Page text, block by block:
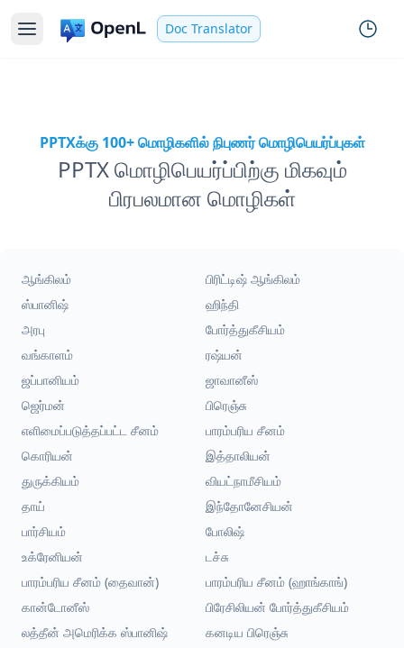
Doc Translator
PPTXக்கு 100+ மொழிகளில் நிபுணர் மொழிபெயர்ப்புகள்
PPTX மொழிபெயர்ப்பிற்கு மிகவும்
பிரபலமான மொழிகள்
ஆங்கிலம்
பிரிட்டிஷ் ஆங்கிலம்
ஸ்பானிஷ்
ஹிந்தி
அரபு
போர்த்துகீசியம்
வங்காளம்
ரஷ்யன்
ஜப்பானியம்
ஜாவானீஸ்
ஜெர்மன்
பிரெஞ்சு
எளிமைப்படுத்தப்பட்ட சீனம்
பாரம்பரிய சீனம்
கொரியன்
இத்தாலியன்
துருக்கியம்
வியட்நாமீசியம்
தாய்
இந்தோனேசியன்
பார்சியம்
போலிஷ்
உக்ரேனியன்
டச்சு
பாரம்பரிய சீனம் (தைவான்)
பாரம்பரிய சீனம் (ஹாங்காங்)
கான்டோனீஸ்
பிரேசிலியன் போர்த்துகீசியம்
லத்தீன் அமெரிக்க ஸ்பானிஷ்
கனடிய பிரெஞ்சு